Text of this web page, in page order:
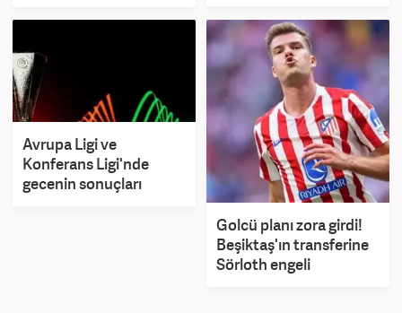
Avrupa Ligi ve
Konferans Ligi'nde
gecenin sonuçları
Golcü planı zora girdi!
Beşiktaş'ın transferine
Sörloth engeli